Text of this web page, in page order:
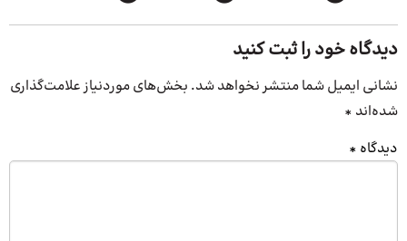
دیدگاه خود را ثبت کنید
نشانی ایمیل شما منتشر نخواهد شد. بخش‌های موردنیاز علامت‌گذاری
شده‌اند *
دیدگاه *